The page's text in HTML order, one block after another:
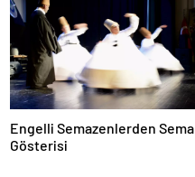
Engelli Semazenlerden Sema
Gösterisi